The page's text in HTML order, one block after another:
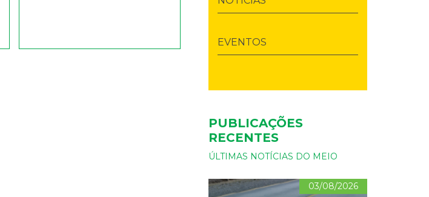
EVENTOS
PUBLICAÇÕES
RECENTES
ÚLTIMAS NOTÍCIAS DO MEIO
03/08/2026